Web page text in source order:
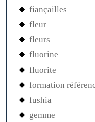
fiançailles
fleur
fleurs
fluorine
fluorite
formation
fushia
gemme